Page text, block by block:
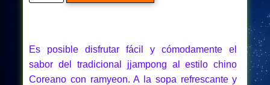
Es posible disfrutar fácil y cómodamente el
sabor del tradicional jjampong al estilo chino
Coreano con ramyeon. A la sopa refrescante y